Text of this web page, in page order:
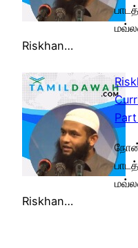
Riskhan…
Riskhan…